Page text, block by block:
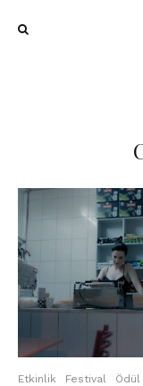
Etkinlik Festival
Ödül